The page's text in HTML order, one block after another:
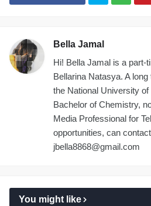
Bella Jamal
Hi! Bella Jamal is a part-
Bellarina Natasya. A
the National University
Bachelor of Chemistry,
Media Professional for
opportunities, can
jbella8868@gmail.com
You might like